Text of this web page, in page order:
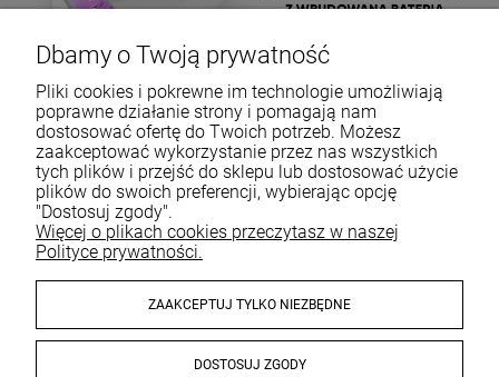
Dbamy o Twoją prywatność
Pliki cookies i pokrewne im technologie umożliwiają
poprawne działanie strony i pomagają nam
dostosować ofertę do Twoich potrzeb. Możesz
zaakceptować wykorzystanie przez nas wszystkich
tych plików i przejść do sklepu lub dostosować użycie
plików do swoich preferencji, wybierając opcję
"Dostosuj zgody".
Więcej o plikach cookies przeczytasz w naszej
Polityce prywatności.
ZAAKCEPTUJ TYLKO NIEZBĘDNE
DOSTOSUJ ZGODY